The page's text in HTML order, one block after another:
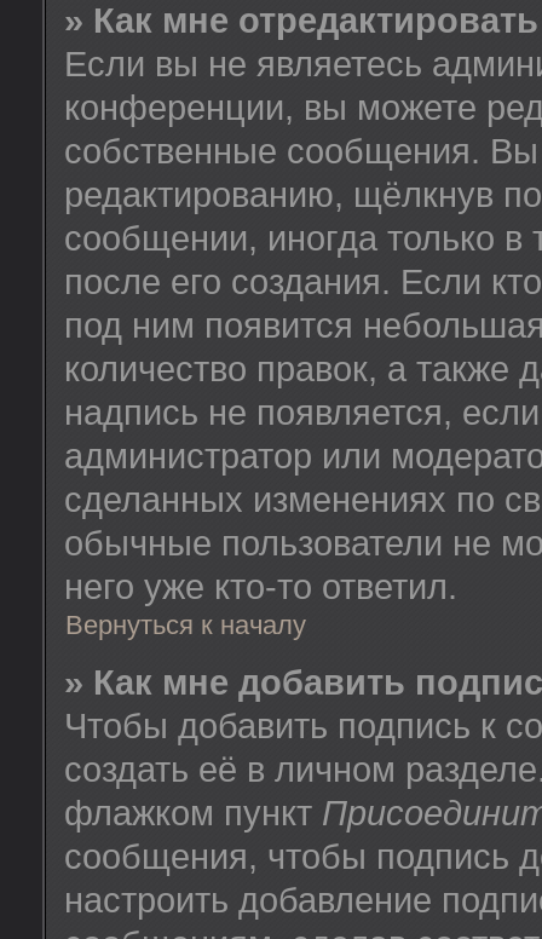
» Как мне
Если вы не являетесь
конференции, вы можете
собственные сообщения.
редактированию, щёлкнув
сообщении, иногда только в
после его создания. Если
под ним появится
количество правок, а также
надпись не появляется,
администратор или
сделанных изменениях по
обычные пользователи не
него уже кто-то ответил.
Вернуться к началу
» Как мне добавить
Чтобы добавить подпись к
создать её в личном
флажком пункт
сообщения, чтобы подпись
настроить добавление